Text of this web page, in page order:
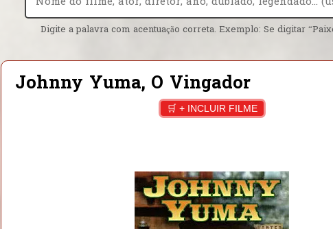
Digite a palavra com acentuação correta. Exemplo: Se digitar
Johnny Yuma, O Vingador
🛒 + INCLUIR FILME